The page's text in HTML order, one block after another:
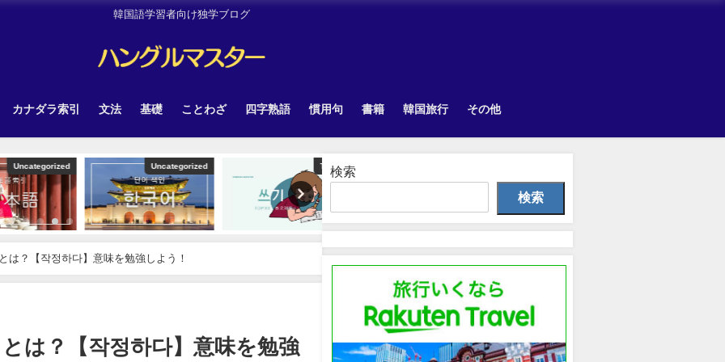
韓国語学習者向け独学ブログ
カナダラ索引 文法 基礎 ことわざ 四字熟語 慣用句 書籍 韓国旅行 その他
Uncategorized
は？【작정하다】意味を勉強しよう！
は？【작정하다】意味を勉強
検索
検索